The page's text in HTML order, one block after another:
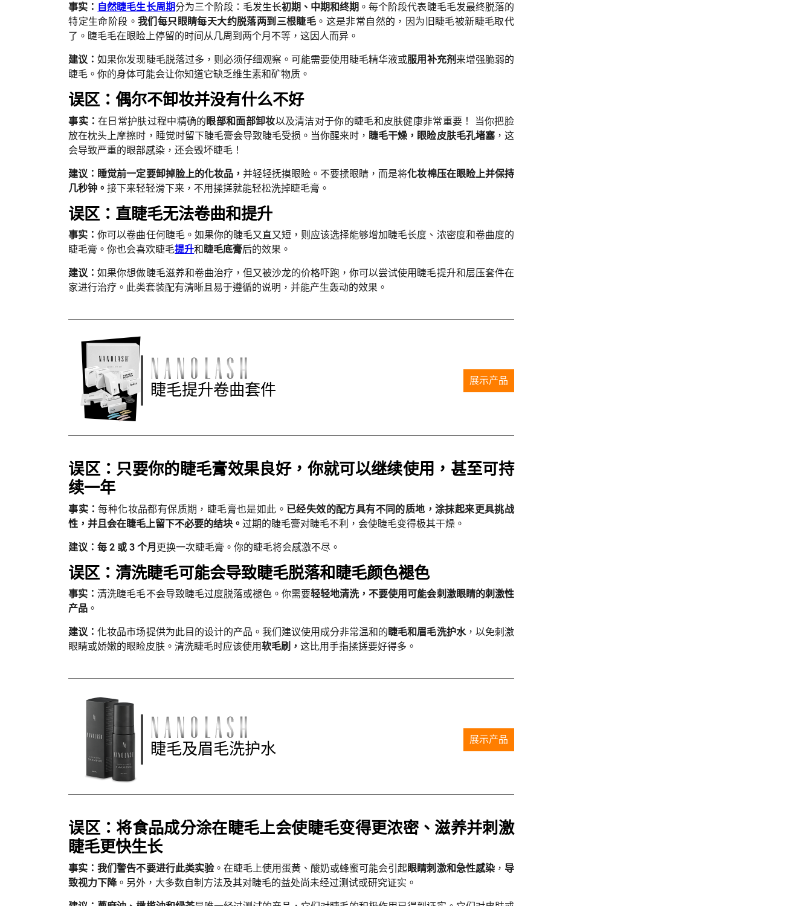
事实： 自然睫毛生长周期分为三个阶段：毛发生长初期、中期和终期 。每个阶段代表睫毛毛发最终脱落的
特定生命阶段。我们每只眼睛每天大约脱落两到三根睫毛 。这是非常自然的，因为旧睫毛被新睫毛取代
了。睫毛毛在眼睑上停留的时间从几周到两个月不等，这因人而异。
建议：如果你发现睫毛脱落过多，则必须仔细观察。可能需要使用睫毛精华液或服用补充剂 来增强脆弱的
睫毛。你的身体可能会让你知道它缺乏维生素和矿物质。
误区：偶尔不卸妆并没有什么不好
事实：在日常护肤过程中精确的眼部和面部卸妆以及清洁对于你的睫毛和皮肤健康非常重要！ 当你把脸
放在枕头上摩擦时，睡觉时留下睫毛膏会导致睫毛受损。当你醒来时， 睫毛干燥，眼睑皮肤毛孔堵塞，这
会导致严重的眼部感染，还会毁坏睫毛！
建议：睡觉前一定要卸掉脸上的化妆品， 并轻轻抚摸眼睑。不要揉眼睛，而是将化妆棉压在眼睑上并保持
几秒钟。接下来轻轻滑下来，不用揉搓就能轻松洗掉睫毛膏。
误区：直睫毛无法卷曲和提升
事实：你可以卷曲任何睫毛。如果你的睫毛又直又短，则应该选择能够增加睫毛长度、浓密度和卷曲度的
睫毛膏。你也会喜欢睫毛提升和 睫毛底膏后的效果。
建议：如果你想做睫毛滋养和卷曲治疗，但又被沙龙的价格吓跑，你可以尝试使用睫毛提升和层压套件在
家进行治疗。此类套装配有清晰且易于遵循的说明，并能产生轰动的效果。
睫毛提升卷曲套件
展示产品
误区：只要你的睫毛膏效果良好，你就可以继续使用，甚至可持
续一年
事实：每种化妆品都有保质期，睫毛膏也是如此。 已经失效的配方具有不同的质地，涂抹起来更具挑战
性，并且会在睫毛上留下不必要的结块。过期的睫毛膏对睫毛不利，会使睫毛变得极其干燥。
建议：每 2 或 3 个月 更换一次睫毛膏。你的睫毛将会感激不尽。
误区：清洗睫毛可能会导致睫毛脱落和睫毛颜色褪色
事实：清洗睫毛毛不会导致睫毛过度脱落或褪色。你需要轻轻地清洗，不要使用可能会刺激眼睛的刺激性
产品 。
建议：化妆品市场提供为此目的设计的产品。我们建议使用成分非常温和的 睫毛和眉毛洗护水，以免刺激
眼睛或娇嫩的眼睑皮肤。清洗睫毛时应该使用软毛刷，这比用手指揉搓要好得多。
睫毛及眉毛洗护水
展示产品
误区：将食品成分涂在睫毛上会使睫毛变得更浓密、滋养并刺激
睫毛更快生长
事实：我们警告不要进行此类实验。在睫毛上使用蛋黄、酸奶或蜂蜜可能会引起眼睛刺激和急性感染， 导
致视力下降。另外，大多数自制方法及其对睫毛的益处尚未经过测试或研究证实。